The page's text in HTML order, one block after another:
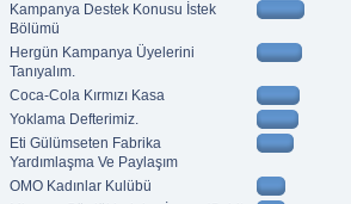
Kampanya Destek Konusu İstek
Bölümü
Hergün Kampanya Üyelerini
Tanıyalım.
Coca-Cola Kırmızı Kasa
Yoklama Defterimiz.
Eti Gülümseten Fabrika
Yardımlaşma Ve Paylaşım
OMO Kadınlar Kulübü